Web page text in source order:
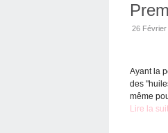
26 Février
Ayant la
des
même
Lire la